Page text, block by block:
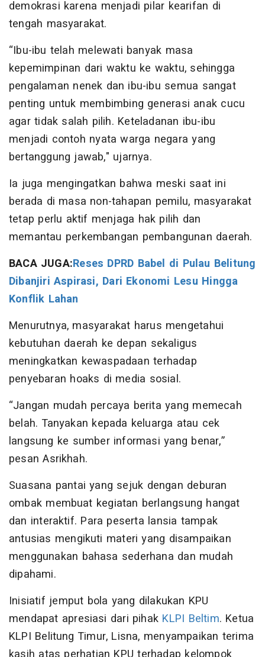
demokrasi karena menjadi pilar kearifan di
tengah masyarakat.
“Ibu-ibu telah melewati banyak masa
kepemimpinan dari waktu ke waktu, sehingga
pengalaman nenek dan ibu-ibu semua sangat
penting untuk membimbing generasi anak cucu
agar tidak salah pilih. Keteladanan ibu-ibu
menjadi contoh nyata warga negara yang
bertanggung jawab," ujarnya.
Ia juga mengingatkan bahwa meski saat ini
berada di masa non-tahapan pemilu, masyarakat
tetap perlu aktif menjaga hak pilih dan
memantau perkembangan pembangunan daerah.
BACA JUGA:Reses DPRD Babel di Pulau Belitung
Dibanjiri Aspirasi, Dari Ekonomi Lesu Hingga
Konflik Lahan
Menurutnya, masyarakat harus mengetahui
kebutuhan daerah ke depan sekaligus
meningkatkan kewaspadaan terhadap
penyebaran hoaks di media sosial.
“Jangan mudah percaya berita yang memecah
belah. Tanyakan kepada keluarga atau cek
langsung ke sumber informasi yang benar,”
pesan Asrikhah.
Suasana pantai yang sejuk dengan deburan
ombak membuat kegiatan berlangsung hangat
dan interaktif. Para peserta lansia tampak
antusias mengikuti materi yang disampaikan
menggunakan bahasa sederhana dan mudah
dipahami.
Inisiatif jemput bola yang dilakukan KPU
mendapat apresiasi dari pihak KLPI Beltim. Ketua
KLPI Belitung Timur, Lisna, menyampaikan terima